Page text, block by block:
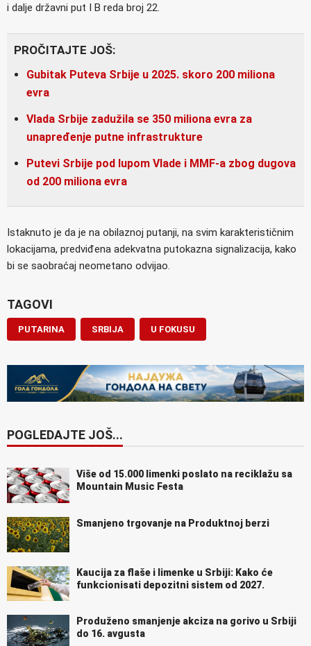
i dalje državni put I B reda broj 22.
PROČITAJTE JOŠ:
Gubitak Puteva Srbije u 2025. skoro 200 miliona
evra
Vlada Srbije zadužila se 350 miliona evra za
unapređenje putne infrastrukture
Putevi Srbije pod lupom Vlade i MMF-a zbog dugova
od 200 miliona evra
Istaknuto je da je na obilaznoj putanji, na svim karakterističnim
lokacijama, predviđena adekvatna putokazna signalizacija, kako
bi se saobraćaj neometano odvijao.
TAGOVI
PUTARINA SRBIJA U FOKUSU
POGLEDAJTE JOŠ...
Više od 15.000 limenki poslato na reciklažu sa
Mountain Music Festa
Smanjeno trgovanje na Produktnoj berzi
Kaucija za flaše i limenke u Srbiji: Kako će
funkcionisati depozitni sistem od 2027.
Produženo smanjenje akciza na gorivo u Srbiji
do 16. avgusta